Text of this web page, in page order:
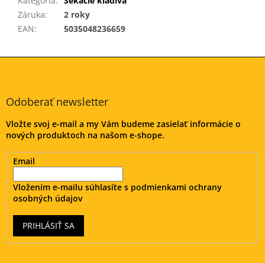
Záruka:
2 roky
EAN: 5035048236659
Z
Odoberať newsletter
Vložte svoj e-mail a my Vám budeme zasielať informácie o
nových produktoch na našom e-shope.
Email
Vložením e-mailu súhlasíte s podmienkami ochrany
osobných údajov
PRIHLÁSIŤ SA